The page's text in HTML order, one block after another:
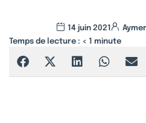
14 juin 2021
Temps de lecture : < 1 minute